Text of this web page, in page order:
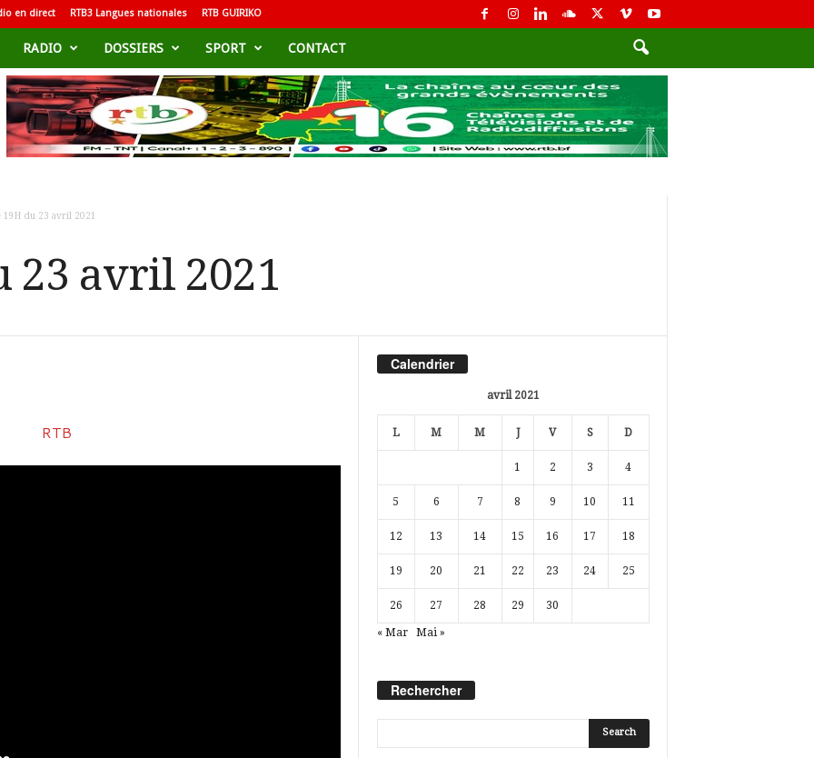
en direct RTB3 Langues nationales RTB GUIRIKO
RADIO DOSSIERS SPORT CONTACT
19H du 23 avril 2021
23 avril 2021
Calendrier
avril 2021
L M M J V S D
1 2 3 4
5 6 7 8 9 10 11
12 13 14 15 16 17 18
19 20 21 22 23 24 25
26 27 28 29 30
« Mar Mai »
Rechercher